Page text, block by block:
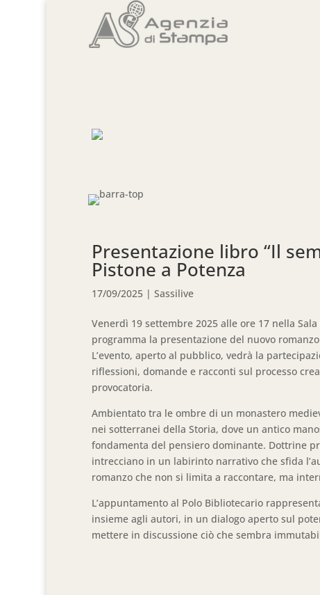
Presentazione libro “Il
Pistone a Potenza
17/09/2025 |Sassilive
Venerdì 19 settembre 2025 alle ore 17 nella
programma la presentazione del nuovo
L’evento, aperto al pubblico, vedrà la
riflessioni, domande e racconti sul processo
provocatoria.
Ambientato tra le ombre di un monastero
nei sotterranei della Storia, dove un antico
fondamenta del pensiero dominante. Dottrine
intrecciano in un labirinto narrativo che sfida
romanzo che non si limita a raccontare, ma
L’appuntamento al Polo Bibliotecario
insieme agli autori, in un dialogo aperto sul
mettere in discussione ciò che sembra